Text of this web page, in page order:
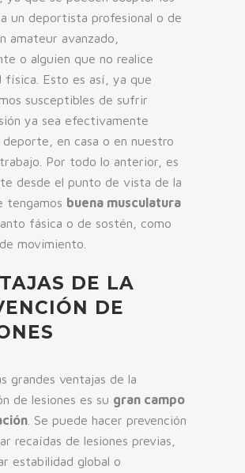
un deportista profesional o de
amateur avanzado,
o alguien que no realice
física. Esto es así, ya que
susceptibles de sufrir
ya sea efectivamente
deporte, en casa o en nuestro
Por todo lo anterior, es
desde el punto de vista de la
tengamos buena musculatura
fásica o de sostén, como
movimiento.
DE LA
DE
grandes ventajas de la
de lesiones es su gran campo
. Se puede hacer prevención
recaídas de lesiones previas,
estabilidad global o